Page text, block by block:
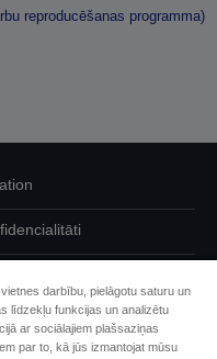
reproducēšanas programma)
saviem datiem
darbību, pielāgotu saturu un
līdzekļu funkcijas un analizētu
ar sociālajiem plašsaziņas
par to, kā jūs izmantojat mūsu